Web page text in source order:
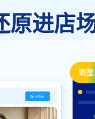
原进店